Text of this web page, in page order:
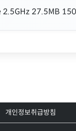
27.5MB
개인정보취급방침